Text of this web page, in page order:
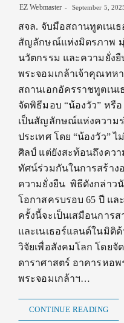
EZ Webmaster September 5,
สจล. จับมือสถานทูตเนเ
สัญลักษณ์แห่งมิตรภาพ มุ่
นวัตกรรม และความยั่ง
พระจอมเกล้าเจ้าคุณทห
สถานเอกอัครราชทูตเน
จัดพิธีมอบ “น้องวัว” หรือ
เป็นสัญลักษณ์แห่งความ
ประเทศ โดย “น้องวัว” ไ
ศิลป์ แต่ยังสะท้อนถึงควา
ทัศน์ร่วมกันในการสร้าง
ความยั่งยืน พิธีดังกล่าว
โอกาสครบรอบ 65 ปี แล
ครั้งนี้จะเป็นเสมือนการ
และเนเธอร์แลนด์ในมิติ
วิจัยเพื่อสังคมโลก โดย
ดาราศาสตร์ อาคารหอ
พระจอมเกล้าฯ…
CONTINUE READING